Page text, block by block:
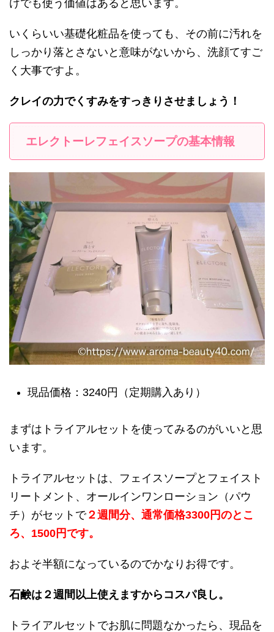
けでも使う価値はあると思います。
いくらいい基礎化粧品を使っても、その前に汚れを
しっかり落とさないと意味がないから、洗顔てすご
く大事ですよ。
クレイの力でくすみをすっきりさせましょう！
エレクトーレフェイスソープの基本情報
現品価格：3240円（定期購入あり）
まずはトライアルセットを使ってみるのがいいと思
います。
トライアルセットは、フェイスソープとフェイスト
リートメント、オールインワンローション（パウ
チ）がセットで２週間分、通常価格3300円のとこ
ろ、1500円です。
およそ半額になっているのでかなりお得です。
石鹸は２週間以上使えますからコスパ良し。
トライアルセットでお肌に問題なかったら、現品を